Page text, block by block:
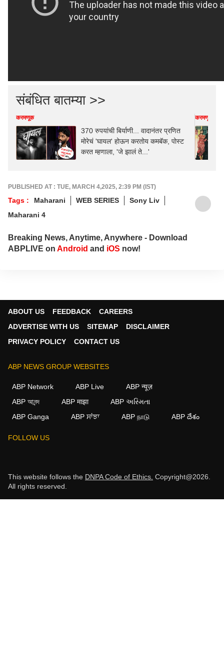
संबंधित बातम्या >>
करमणूक
370 रुपयांची बिर्याणी... वादानंतर प्रणित
मोरेचं 'घायल' होऊन करतोय कमबॅक, पोस्ट
करत म्हणाला, 'जे झालं ते...'
करमणूक
PUBLISHED AT : TUE, MARCH 4,2025, 2:39 PM (IST)
Tags : Maharani WEB SERIES
Sony Liv
Maharani 4
Breaking News, Anytime, Anywhere - Download
ABPLIVE on Android and iOS now!
ABOUT US FEEDBACK
CAREERS
ADVERTISE WITH US
SITEMAP
DISCLAIMER
PRIVACY POLICY
CONTACT US
ABP NEWS GROUP WEBSITES
ABP Network ABP Live
ABP न्यूज़
ABP আনন্দ
ABP माझा
ABP અસ્મિતા
ABP Ganga
ABP ਸਾਂਝਾ ABP நாடு ABP దేశం
FOLLOW US
This website follows the DNPA Code of Ethics. Copyright@2026.
All rights reserved.